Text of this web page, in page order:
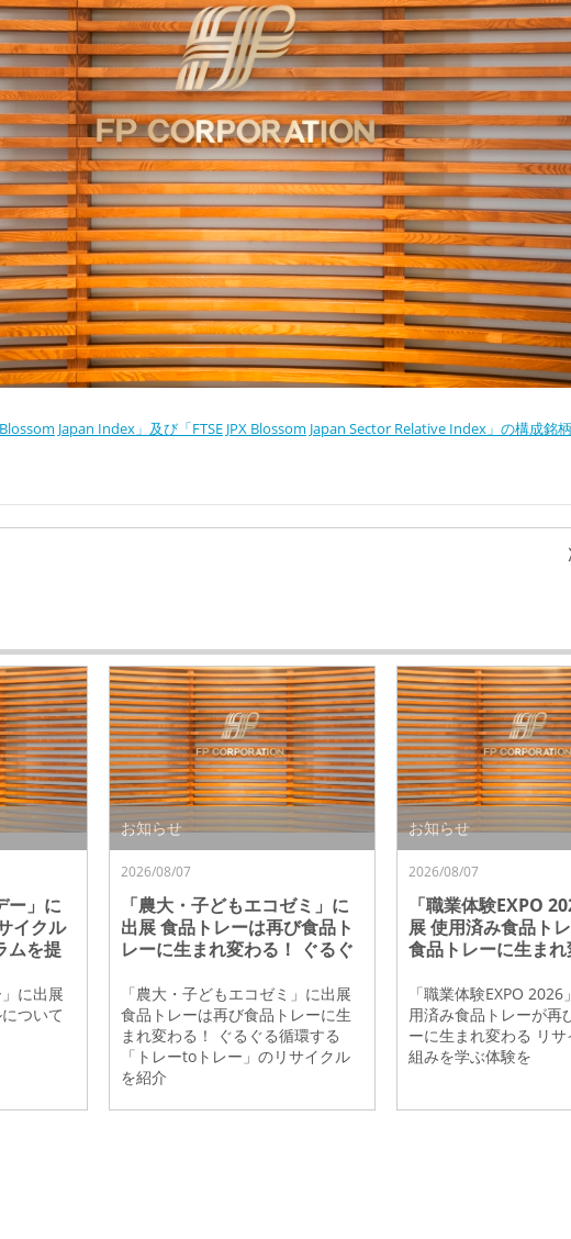
Blossom Japan Index」及び「FTSE JPX Blossom Japan Sector Relative Index」の構成銘
ー」に
イクル
ムを提
に出展
ついて
お知らせ
2026/08/07
「農大・子どもエコゼミ」に
出展 食品トレーは再び食品ト
レーに生まれ変わる！ ぐるぐ
ー」のリサイクルを紹介
「農大・子どもエコゼミ」に出展
食品トレーは再び食品トレーに生
まれ変わる！ ぐるぐる循環する
「トレーtoトレー」のリサイクル
を紹介
お知らせ
2026/08/07
「職業体験EXPO
展 使用済み食品ト
食品トレーに生まれ
を
「職業体験EXPO
用済み食品トレーが再
ーに生まれ変わる リ
組みを学ぶ体験を